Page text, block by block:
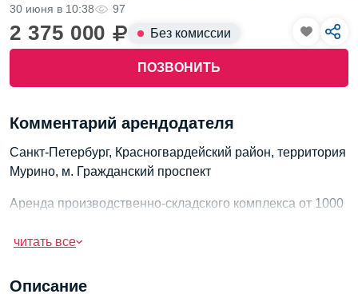
2 375 000 Без комиссии
ПОЗВОНИТЬ
30 июня в 10:38 97
Описание
Комментарий арендодателя
Санкт-Петербург, Красногвардейский район, территория
Мурино, м. Гражданский проспект
Аренда производственно-складского комплекса от 1000
читать все